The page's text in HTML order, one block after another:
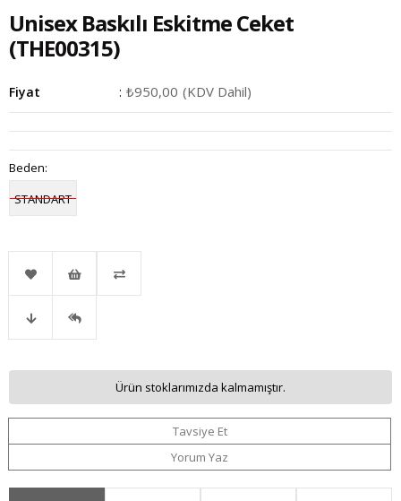
Unisex Baskılı Eskitme Ceket
(THE00315)
Fiyat : ₺950,00 (KDV Dahil)
Beden:
STANDART
Favorilere İstek
DüşünceHaber
Ürün stoklarımızda kalmamıştır.
Tavsiye Et
Yorum Yaz